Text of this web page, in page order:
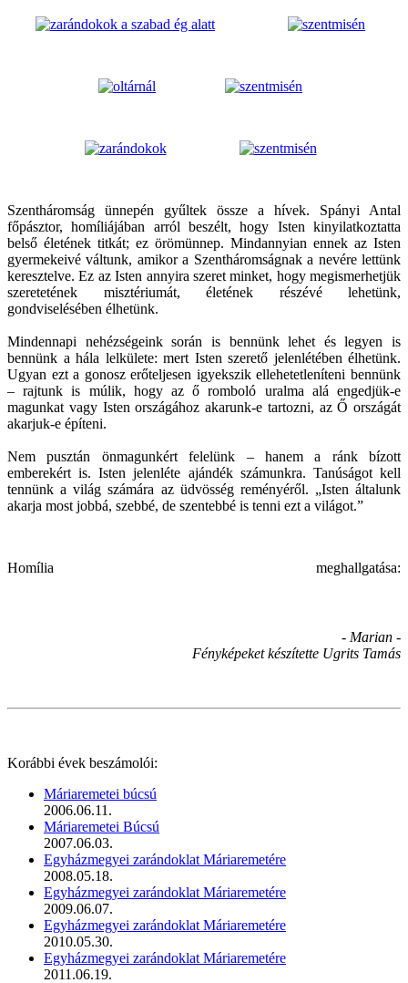
Szentháromság ünnepén gyűltek össze a hívek. Spányi Antal
főpásztor, homíliájában arról beszélt, hogy Isten kinyilatkoztatta
belső életének titkát; ez örömünnep. Mindannyian ennek az Isten
gyermekeivé váltunk, amikor a Szentháromságnak a nevére lettünk
keresztelve. Ez az Isten annyira szeret minket, hogy megismerhetjük
szeretetének misztériumát, életének részévé lehetünk,
gondviselésében élhetünk.
Mindennapi nehézségeink során is bennünk lehet és legyen is
bennünk a hála lelkülete: mert Isten szerető jelenlétében élhetünk.
Ugyan ezt a gonosz erőteljesen igyekszik ellehetetleníteni bennünk
– rajtunk is múlik, hogy az ő romboló uralma alá engedjük-e
magunkat vagy Isten országához akarunk-e tartozni, az Ő országát
akarjuk-e építeni.
Nem pusztán önmagunkért felelünk – hanem a ránk bízott
emberekért is. Isten jelenléte ajándék számunkra. Tanúságot kell
tennünk a világ számára az üdvösség reményéről. „Isten általunk
akarja most jobbá, szebbé, de szentebbé is tenni ezt a világot.”
Homília meghallgatása:
- Marian -
Fényképeket készítette Ugrits Tamás
Korábbi évek beszámolói:
Máriaremetei búcsú
2006.06.11.
Máriaremetei Búcsú
2007.06.03.
Egyházmegyei zarándoklat Máriaremetére
2008.05.18.
Egyházmegyei zarándoklat Máriaremetére
2009.06.07.
Egyházmegyei zarándoklat Máriaremetére
2010.05.30.
Egyházmegyei zarándoklat Máriaremetére
2011.06.19.